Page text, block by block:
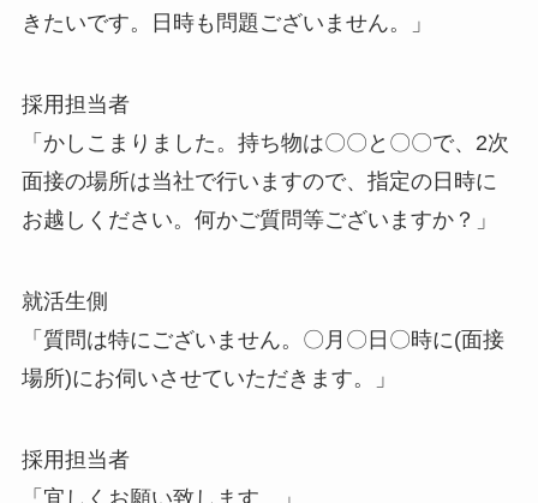
きたいです。日時も問題ございません。」
採用担当者
「かしこまりました。持ち物は〇〇と〇〇で、2次
面接の場所は当社で行いますので、指定の日時に
お越しください。何かご質問等ございますか？」
就活生側
「質問は特にございません。〇月〇日〇時に(面接
場所)にお伺いさせていただきます。」
採用担当者
「宜しくお願い致します。」